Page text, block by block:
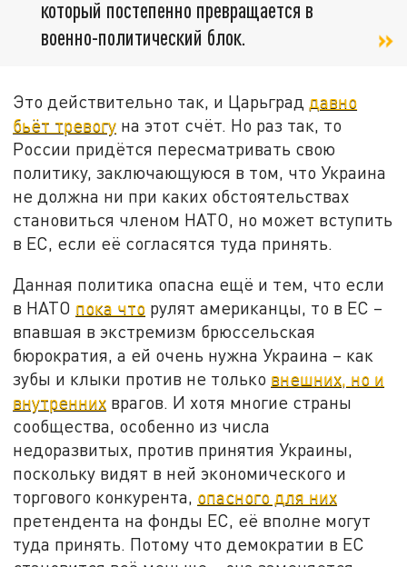
который постепенно превращается в
военно-политический блок.
Это действительно так, и Царьград давно
бьёт тревогу на этот счёт. Но раз так, то
России придётся пересматривать свою
политику, заключающуюся в том, что Украина
не должна ни при каких обстоятельствах
становиться членом НАТО, но может вступить
в ЕС, если её согласятся туда принять.
Данная политика опасна ещё и тем, что если
в НАТО пока что рулят американцы, то в ЕС –
впавшая в экстремизм брюссельская
бюрократия, а ей очень нужна Украина – как
зубы и клыки против не только внешних, но и
внутренних врагов. И хотя многие страны
сообщества, особенно из числа
недоразвитых, против принятия Украины,
поскольку видят в ней экономического и
торгового конкурента, опасного для них
претендента на фонды ЕС, её вполне могут
туда принять. Потому что демократии в ЕС